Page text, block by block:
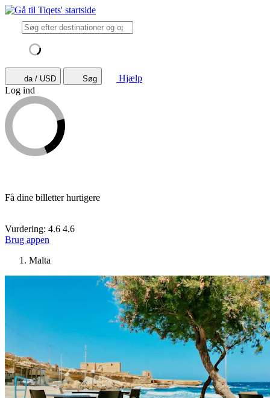
da / USD Søg
Hjælp
Log ind
Få dine billetter hurtigere
Vurdering: 4.6 4.6
Brug appen
Malta